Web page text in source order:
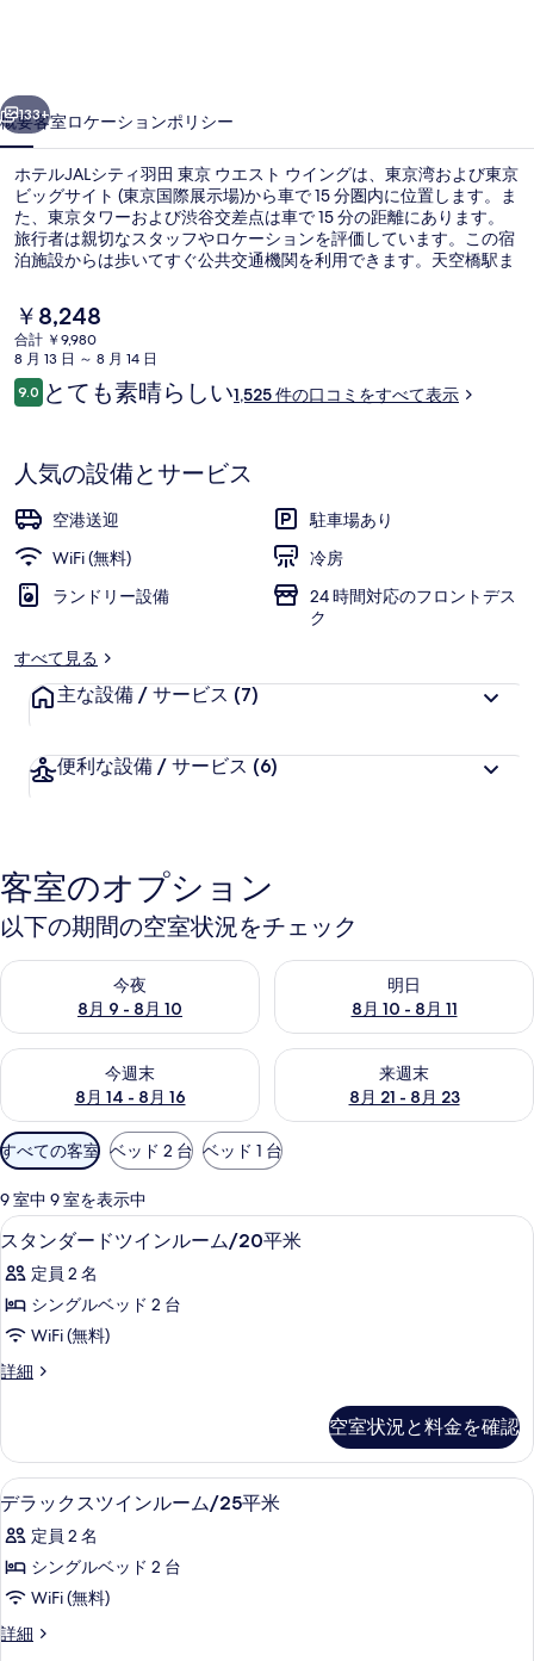
羽
田
東
京
ウ
エ
ス
ト
ウ
ン
グ
の
写
真
次へ
133+
概要客室ロケーションポリシー
ホテルJALシティ羽田 東京 ウエスト ウイングは、東京湾および東京
ビッグサイト (東京国際展示場)から車で 15 分圏内に位置します。ま
た、東京タワーおよび渋谷交差点は車で 15 分の距離にあります。
旅行者は親切なスタッフやロケーションを評価しています。この宿
泊施設からは歩いてすぐ公共交通機関を利用できます。天空橋駅ま
現
在
の
料
金
で
す
￥8,248
合計 ￥9,980
8 月 13 日 ～ 8 月 14 日
口
コ
9.010段階中9.0
とても素晴らしい1,525 件の口コミをすべて表示
人気の設備とサービス
空港送迎
駐車場あり
WiFi (無料)
冷房
ランドリー設備
24 時間対応のフロントデス
ク
すべて見る
主な設備 / サービス (7)
便利な設備 / サービス (6)
客室のオプション
以下の期間の空室状況をチェック
今夜
8月 9 - 8月 10
今夜 8月 9 - 8月 10 の空室状況をチェック
明日
8月 10 - 8月 11
明日 8月 10 - 8月 11 の空室状
今週末
8月 14 - 8月 16
今週末 8月 14 - 8月 16 の空室状況をチェック
来週末
8月 21 - 8月 23
来週末 8月 21 - 8月 23 の空室
利
用
可
能
な
客
室
の
り
条
件
すべての客室 ベッド 2 台 ベッド 1 台
9 室中 9 室を表示中
ス
タ
ン
ダ
ド
イ
ン
ル
ー
ム/20
平
米
遮光カーテン、アイロン / アイロン
1
スタンダードツインルーム/20平米
定員 2 名
シングルベッド 2 台
WiFi (無料)
詳細
ス
ー
ド
ツ
ン
ル
ム/20
平
米
空室状況と料金を確認
デ
ラ
ッ
ク
ツ
遮光カーテン、アイロン / アイロン
1
デラックスツインルーム/25平米
定員 2 名
シングルベッド 2 台
WiFi (無料)
詳細
デ